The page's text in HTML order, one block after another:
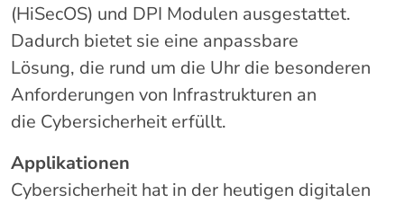
(HiSecOS) und DPI Modulen ausgestattet.
Dadurch bietet sie eine anpassbare
Lösung, die rund um die Uhr die besonderen
Anforderungen von Infrastrukturen an
die Cybersicherheit erfüllt.
Applikationen
Cybersicherheit hat in der heutigen digitalen